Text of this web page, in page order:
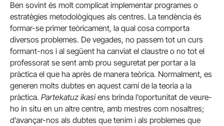
Ben sovint és molt complicat implementar programes o
estratègies metodològiques als centres. La tendència és
formar-se primer teòricament, la qual cosa comporta
diversos problemes. De vegades, no passem tot un curs
formant-nos i al següent ha canviat el claustre o no tot el
professorat se sent amb prou seguretat per portar a la
pràctica el que ha après de manera teòrica. Normalment, es
generen molts dubtes en aquest camí de la teoria a la
pràctica. Partekatuz ikasiens brinda l’oportunitat de veure-
ho in situ en un altre centre, amb mestres com nosaltres;
d’avançar-nos als dubtes que tenim i als problemes que